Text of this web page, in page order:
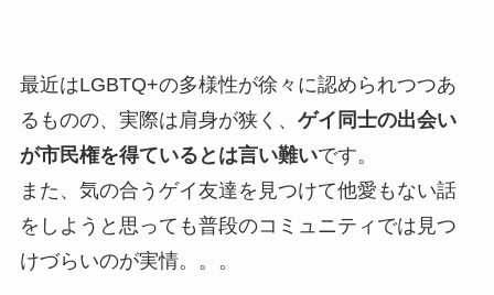
最近はLGBTQ+の多様性が徐々に認められつつあ
るものの、実際は肩身が狭く、 ゲイ同士の出会い
が市民権を得ているとは言い難いです。
また、気の合うゲイ友達を見つけて他愛もない話
をしようと思っても普段のコミュニティでは見つ
けづらいのが実情。。。